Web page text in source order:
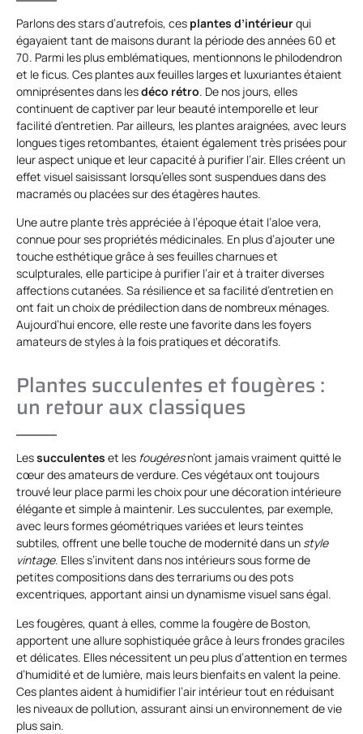
Parlons des stars d’autrefois, ces plantes d’intérieurqui
égayaient tant de maisons durant la période des années 60 et
70. Parmi les plus emblématiques, mentionnons le philodendron
et le ficus. Ces plantes aux feuilles larges et luxuriantes étaient
omniprésentes dans lesdéco rétro. De nos jours, elles
continuent de captiver par leur beauté intemporelle et leur
facilité d’entretien. Par ailleurs, les plantes araignées, avec leurs
longues tiges retombantes, étaient également très prisées pour
leur aspect unique et leur capacité à purifier l’air. Elles créent un
effet visuel saisissant lorsqu’elles sont suspendues dans des
macramés ou placées sur des étagères hautes.
Une autre plante très appréciée à l’époque était l’aloe vera,
connue pour ses propriétés médicinales. En plus d’ajouter une
touche esthétique grâce à ses feuilles charnues et
sculpturales, elle participe à purifier l’air et à traiter diverses
affections cutanées. Sa résilience et sa facilité d’entretien en
ont fait un choix de prédilection dans de nombreux ménages.
Aujourd’hui encore, elle reste une favorite dans les foyers
amateurs de styles à la fois pratiques et décoratifs.
Plantes succulentes et fougères :
un retour aux classiques
Lessucculentes et les fougèresn’ont jamais vraiment quitté le
cœur des amateurs de verdure. Ces végétaux ont toujours
trouvé leur place parmi les choix pour une décoration intérieure
élégante et simple à maintenir. Les succulentes, par exemple,
avec leurs formes géométriques variées et leurs teintes
subtiles, offrent une belle touche de modernité dans un style
vintage. Elles s’invitent dans nos intérieurs sous forme de
petites compositions dans des terrariums ou des pots
excentriques, apportant ainsi un dynamisme visuel sans égal.
Les fougères, quant à elles, comme la fougère de Boston,
apportent une allure sophistiquée grâce à leurs frondes graciles
et délicates. Elles nécessitent un peu plus d’attention en termes
d’humidité et de lumière, mais leurs bienfaits en valent la peine.
Ces plantes aident à humidifier l’air intérieur tout en réduisant
les niveaux de pollution, assurant ainsi un environnement de vie
plus sain.